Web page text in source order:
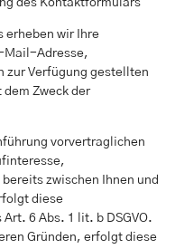
des Kontaktformulars
erheben wir Ihre
Mail-Adresse,
zur Verfügung gestellten
Zweck der
vorvertraglichen
zwischen Ihnen und
diese
6 Abs. 1 lit. b DSGVO.
Gründen, erfolgt diese